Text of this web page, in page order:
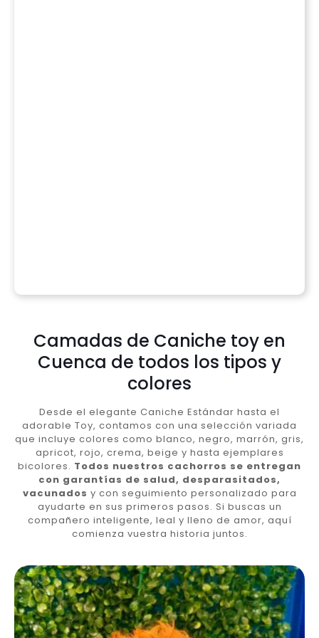
Camadas de Caniche toy en
Cuenca de todos los tipos y
colores
Desde el elegante Caniche Estándar hasta el
adorable Toy, contamos con una selección variada
que incluye colores como blanco, negro, marrón, gris,
apricot, rojo, crema, beige y hasta ejemplares
bicolores. Todos nuestros cachorros se entregan
con garantías de salud, desparasitados,
vacunados y con seguimiento personalizado para
ayudarte en sus primeros pasos. Si buscas un
compañero inteligente, leal y lleno de amor, aquí
comienza vuestra historia juntos.